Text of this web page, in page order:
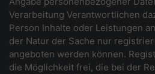
Verarbeitung Verantwortlichen
Person Inhalte oder Leistungen
der Natur der Sache nur
angeboten werden können.
die Möglichkeit frei, die bei der